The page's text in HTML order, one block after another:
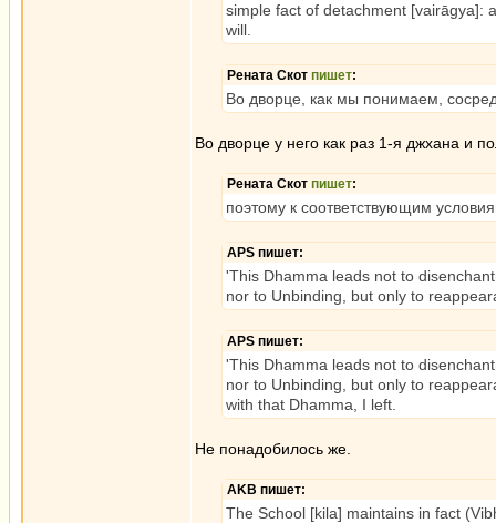
simple fact of detachment [vairāgya]:
will.
Рената Скот пишет:
Во дворце, как мы понимаем,
Во дворце у него как раз 1-я джхана и
Рената Скот пишет:
поэтому к соответствующим
APS пишет:
'This Dhamma leads not to
nor to Unbinding, but only to
APS пишет:
'This Dhamma leads not to
nor to Unbinding, but only to
with that Dhamma, I left.
Не понадобилось же.
AKB пишет:
The School [kila] maintains in fact